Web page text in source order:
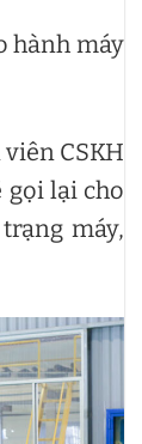
hành máy
CSKH
gọi lại cho
máy,